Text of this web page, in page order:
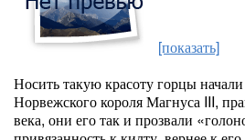
[показать]
Носить такую красоту горцы
Норвежского короля Магнуса III,
века, они его так и прозвали